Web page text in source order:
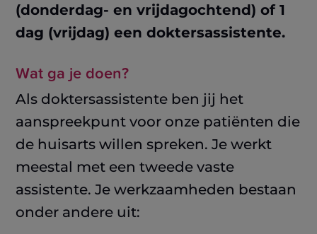
(donderdag- en vrijdagochtend) of 1
dag (vrijdag) een doktersassistente.
Wat ga je doen?
Als doktersassistente ben jij het
aanspreekpunt voor onze patiënten die
de huisarts willenspreken. Je werkt
meestal met een tweede vaste
assistente. Je werkzaamheden bestaan
onder andere uit: